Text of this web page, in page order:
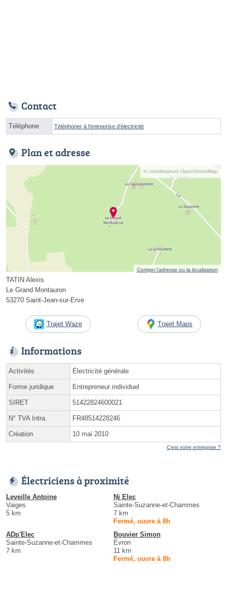
Contact
Téléphone Téléphoner à l'entreprise d'électricité
Plan et adresse
© contributeurs OpenStreetMap
Corriger l’adresse ou la localisation
TATIN Alexis
Le Grand Montauron
53270 Saint-Jean-sur-Erve
Trajet Waze Trajet Maps
Informations
Activités Électricité générale
Forme juridique Entrepreneur individuel
SIRET 51422824600021
N° TVA Intra. FR48514228246
Création 10 mai 2010
C'est votre entreprise ?
Électriciens à proximité
Leveille Antoine
Vaiges
5 km
Nj Elec
Sainte-Suzanne-et-Chammes
7 km
Fermé, ouvre à 8h
ADp'Elec
Sainte-Suzanne-et-Chammes
7 km
Bouvier Simon
Évron
11 km
Fermé, ouvre à 8h